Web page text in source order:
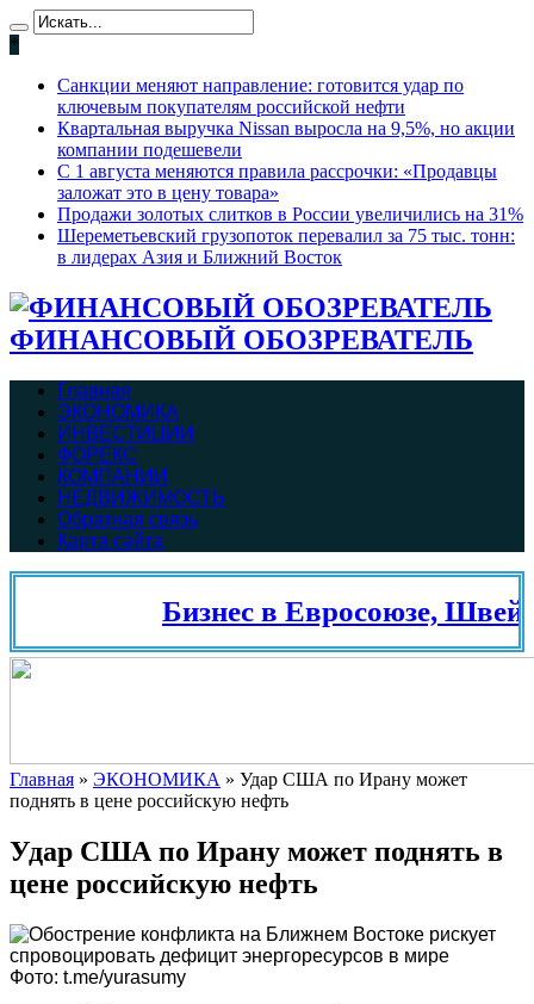
*
Санкции меняют направление: готовится удар по
ключевым покупателям российской нефти
Квартальная выручка Nissan выросла на 9,5%, но акции
компании подешевели
С 1 августа меняются правила рассрочки: «Продавцы
заложат это в цену товара»
Продажи золотых слитков в России увеличились на 31%
Шереметьевский грузопоток перевалил за 75 тыс. тонн:
в лидерах Азия и Ближний Восток
ФИНАНСОВЫЙ ОБОЗРЕВАТЕЛЬ
Главная
ЭКОНОМИКА
ИНВЕСТИЦИИ
ФОРЕКС
КОМПАНИИ
НЕДВИЖИМОСТЬ
Обратная связь
Карта сайта
Бизнес в Евросоюзе,
Главная » ЭКОНОМИКА » Удар США по Ирану может
поднять в цене российскую нефть
Удар США по Ирану может поднять в
цене российскую нефть
Фото: t.me/yurasumy